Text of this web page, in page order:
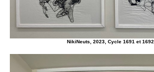
NikiNeuts, 2023, Cycle 1691 et 1692